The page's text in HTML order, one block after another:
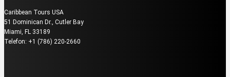
Caribbean Tours USA
51 Dominican Dr., Cutler Bay
Miami, FL 33189
Telefon: +1 (786) 220-2660